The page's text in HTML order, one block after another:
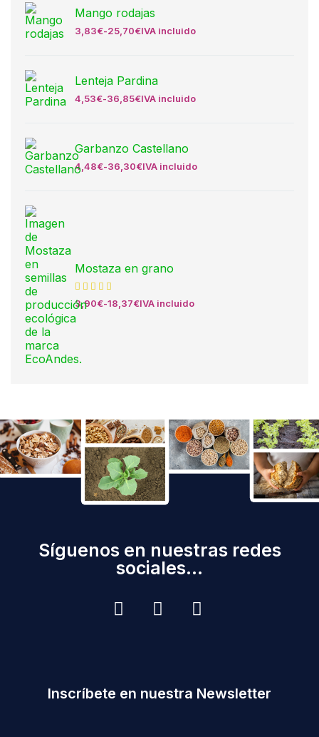
Mango rodajas
3,83€-25,70€IVA incluido
Lenteja Pardina
4,53€-36,85€IVA incluido
Garbanzo Castellano
4,48€-36,30€IVA incluido
Mostaza en grano
3,90€-18,37€IVA incluido
Síguenos en nuestras redes
sociales...
Inscríbete en nuestra Newsletter